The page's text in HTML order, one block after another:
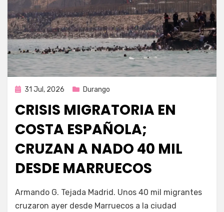
Publicada
31 Jul, 2026 Durango
CRISIS MIGRATORIA EN
COSTA ESPAÑOLA;
CRUZAN A NADO 40 MIL
DESDE MARRUECOS
Fernando Miranda Servín
Armando G. Tejada Madrid. Unos 40 mil migrantes
cruzaron ayer desde Marruecos a la ciudad